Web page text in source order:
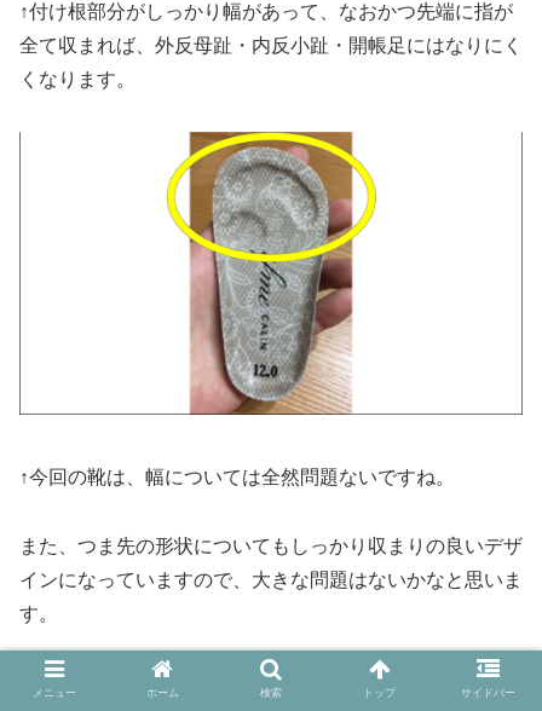
↑付け根部分がしっかり幅があって、なおかつ先端に指が
全て収まれば、外反母趾・内反小趾・開帳足にはなりにく
くなります。
↑今回の靴は、幅については全然問題ないですね。
また、つま先の形状についてもしっかり収まりの良いデザ
インになっていますので、大きな問題はないかなと思いま
す。
（★指が入る部分に凹みがあるのもgood！！）
メニュー ホーム 検索 トップ サイドバー